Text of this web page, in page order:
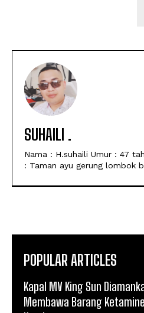
SUHAILI .
Nama : H.suhaili Umur : 47
: Taman ayu gerung lombok
POPULAR ARTICLES
Kapal MV King Sun
Membawa Barang